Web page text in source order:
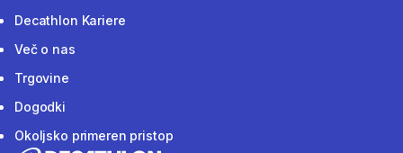
Decathlon Kariere
Več o nas
Trgovine
Dogodki
Okoljsko primeren pristop